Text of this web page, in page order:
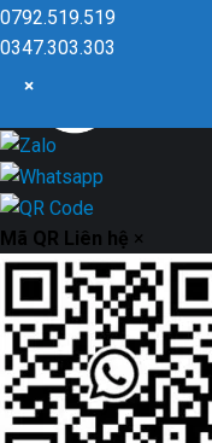
Dũng company
0792.519.519
0347.303.303
×
Mã QR Liên hệ ×